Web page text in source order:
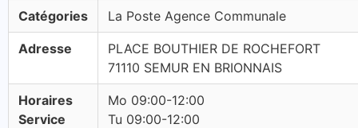
Catégories La Poste Agence Communale
Adresse
PLACE BOUTHIER DE ROCHEFORT
71110 SEMUR EN BRIONNAIS
Horaires
Service
Mo 09:00-12:00
Tu 09:00-12:00